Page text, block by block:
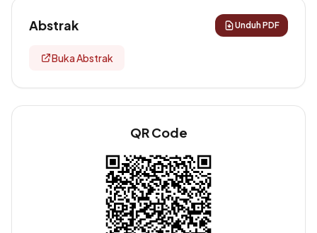
Abstrak Unduh PDF
Buka Abstrak
QR Code